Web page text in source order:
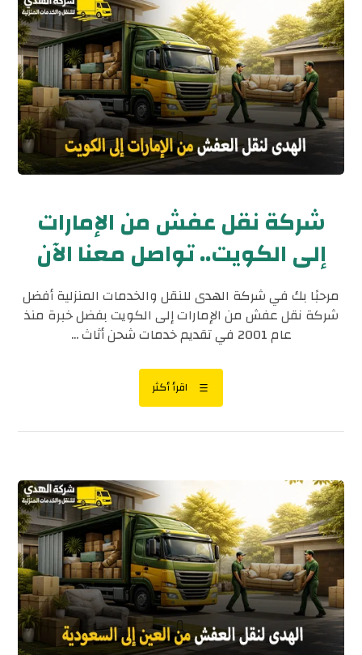
شركة نقل عفش من الإمارات
إلى الكويت.. تواصل معنا الآن
مرحبًا بك في شركة الهدى للنقل والخدمات المنزلية أفضل
شركة نقل عفش من الإمارات إلى الكويت بفضل خبرة منذ
عام 2001 في تقديم خدمات شحن أثاث ...
اقرأ أكثر